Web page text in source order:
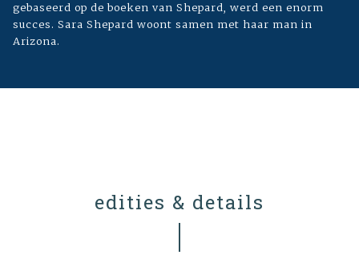
gebaseerd op de boeken van Shepard, werd een enorm
succes. Sara Shepard woont samen met haar man in
Arizona.
edities & details